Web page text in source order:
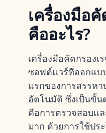
เครื่องมือคั
คืออะไร?
เครื่องมือคัดกรองเ
ซอฟต์แวร์ที่ออกแบ
แรกของการสรรหา
อัตโนมัติ ซึ่งเป็นขั้
คือการตรวจสอบแ
มาก ด้วยการใช้ปร